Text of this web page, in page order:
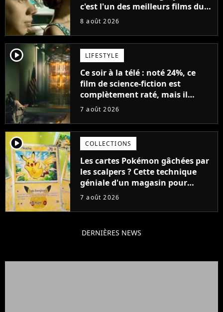
c'est l'un des meilleurs films du
21ème siècle
8 août 2026
player2 LIFESTYLE
Ce soir à la télé : noté 24%, ce
film de science-fiction est
complètement raté, mais il
aurait pu être encore pire à
7 août 2026
player2 COLLECTIONS
Les cartes Pokémon gâchées par
les scalpers ? Cette technique
géniale d'un magasin pour
ruiner les revendeurs
7 août 2026
DERNIÈRES NEWS